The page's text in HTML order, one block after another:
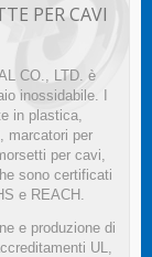
PER CAVI
CO., LTD. è
inossidabile. I
in plastica,
marcatori per
per cavi,
sono certificati
e REACH.
e produzione di
UL,